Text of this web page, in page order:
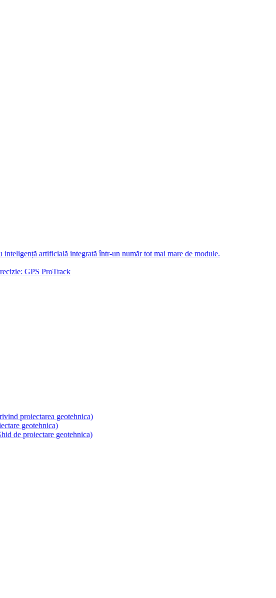
inteligență artificială integrată într-un număr tot mai mare de module.
GPS ProTrack
proiectarea geotehnica)
geotehnica)
de proiectare geotehnica)